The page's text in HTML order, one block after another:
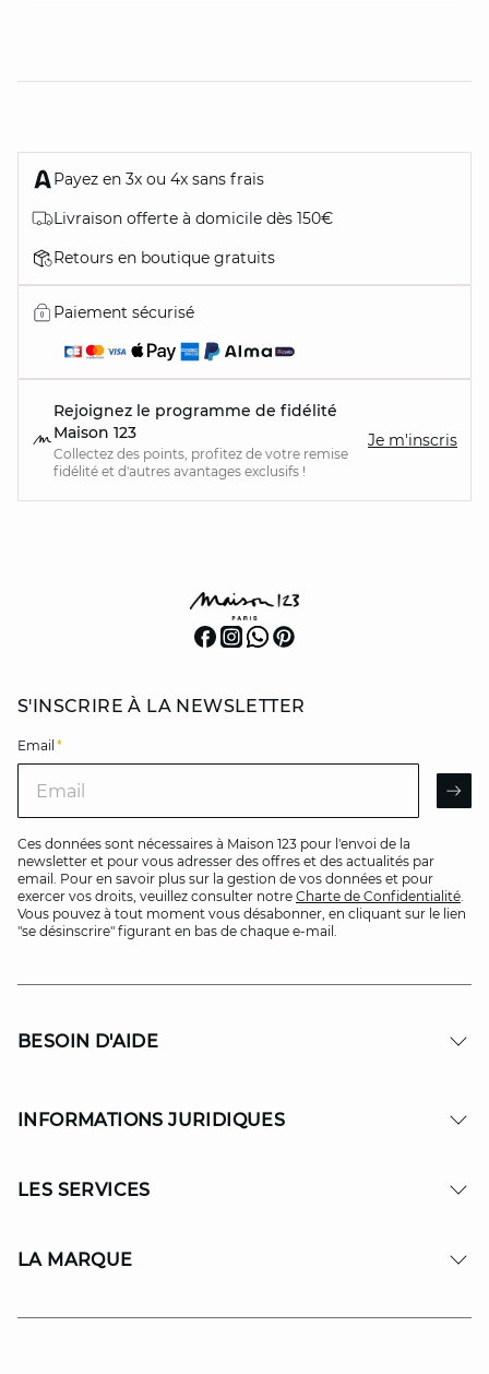
Payez en 3x ou 4x sans frais
Livraison offerte à domicile dès 150€
Retours en boutique gratuits
Paiement sécurisé
Rejoignez le programme de fidélité
Maison 123
Collectez des points, profitez de votre remise
fidélité et d'autres avantages exclusifs !
Je m'inscris
S'INSCRIRE À LA NEWSLETTER
Email *
Ces données sont nécessaires à Maison 123 pour l'envoi de la
newsletter et pour vous adresser des offres et des actualités par
email. Pour en savoir plus sur la gestion de vos données et pour
exercer vos droits, veuillez consulter notre Charte de Confidentialité.
Vous pouvez à tout moment vous désabonner, en cliquant sur le lien
"se désinscrire" figurant en bas de chaque e-mail.
BESOIN D'AIDE
INFORMATIONS JURIDIQUES
LES SERVICES
LA MARQUE